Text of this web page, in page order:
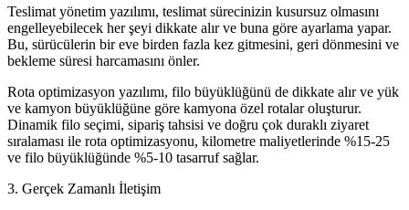
Teslimat yönetim yazılımı, teslimat sürecinizin kusursuz olmasını
engelleyebilecek her şeyi dikkate alır ve buna göre ayarlama yapar.
Bu, sürücülerin bir eve birden fazla kez gitmesini, geri dönmesini ve
bekleme süresi harcamasını önler.
Rota optimizasyon yazılımı, filo büyüklüğünü de dikkate alır ve yük
ve kamyon büyüklüğüne göre kamyona özel rotalar oluşturur.
Dinamik filo seçimi, sipariş tahsisi ve doğru çok duraklı ziyaret
sıralaması ile rota optimizasyonu, kilometre maliyetlerinde %15-25
ve filo büyüklüğünde %5-10 tasarruf sağlar.
3. Gerçek Zamanlı İletişim